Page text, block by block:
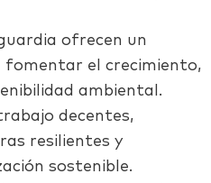
ofrecen un
fomentar el crecimiento,
ambiental.
decentes,
resilientes y
sostenible.